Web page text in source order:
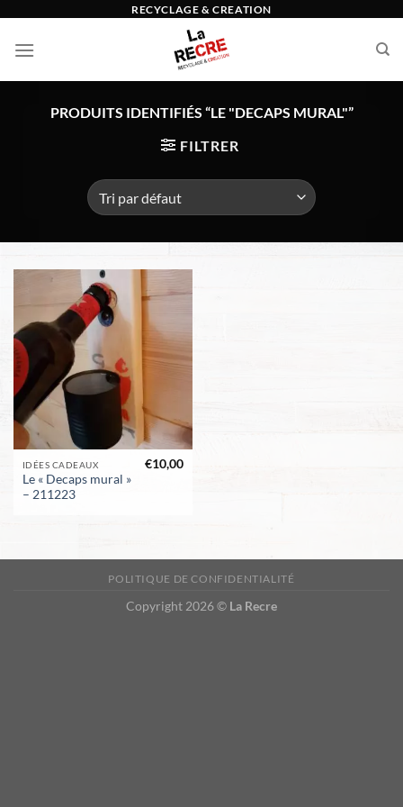
contenu
RECYCLAGE & CREATION
PRODUITS IDENTIFIÉS “LE "DECAPS MURAL"”
FILTRER
IDÉES CADEAUX
Le « Decaps mural »
– 211223
€10,00
POLITIQUE DE CONFIDENTIALITÉ
Copyright 2026 © La Recre